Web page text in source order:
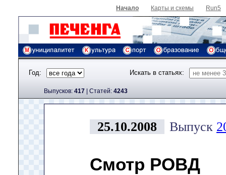
Начало Карты и схемы Run5
Год: Искать в статьях:
Выпусков: 417 | Cтатей: 4243
25.10.2008 Выпуск
Смотр РОВД